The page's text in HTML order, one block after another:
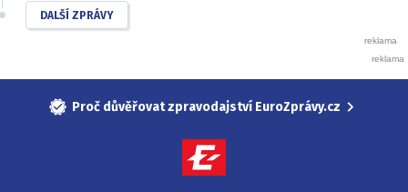
DALŠÍ ZPRÁVY
Proč důvěřovat zpravodajství EuroZprávy.cz